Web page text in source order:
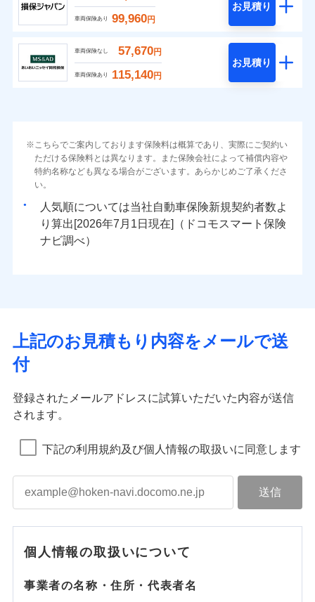
車両保険あり 99,960円
お見積り
車両保険なし 57,670円
車両保険あり 115,140円
お見積り
こちらでご案内しております保険料は概算であり、実際にご契約い
ただける保険料とは異なります。また保険会社によって補償内容や
特約名称なども異なる場合がございます。あらかじめご了承くださ
い。
人気順については当社
新規契約者数よ
り算出[
年 月
日現在]（ドコモスマート保険
ナビ調べ）
上記のお見積もり内容をメールで送
付
登録されたメールアドレスに試算いただいた内容が送信
されます。
下記の利用規約及び個人情報の取扱いに同意します
個人情報の取扱いについて
事業者の名称・住所・代表者名